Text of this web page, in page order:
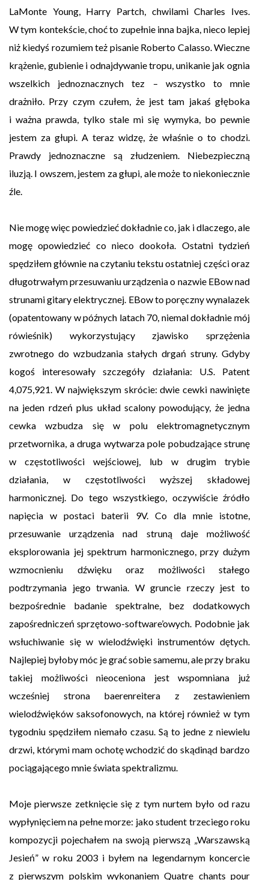
LaMonte Young, Harry Partch, chwilami Charles Ives.
W tym kontekście, choć to zupełnie inna bajka, nieco lepiej
niż kiedyś rozumiem też pisanie Roberto Calasso. Wieczne
krążenie, gubienie i odnajdywanie tropu, unikanie jak ognia
wszelkich jednoznacznych tez – wszystko to mnie
drażniło. Przy czym czułem, że jest tam jakaś głęboka
i ważna prawda, tylko stale mi się wymyka, bo pewnie
jestem za głupi. A teraz widzę, że właśnie o to chodzi.
Prawdy jednoznaczne są złudzeniem. Niebezpieczną
iluzją. I owszem, jestem za głupi, ale może to niekoniecznie
źle.
Nie mogę więc powiedzieć dokładnie co, jak i dlaczego, ale
mogę opowiedzieć co nieco dookoła. Ostatni tydzień
spędziłem głównie na czytaniu tekstu ostatniej części oraz
długotrwałym przesuwaniu urządzenia o nazwie EBow nad
strunami gitary elektrycznej. EBow to poręczny wynalazek
(opatentowany w późnych latach 70, niemal dokładnie mój
rówieśnik) wykorzystujący zjawisko sprzężenia
zwrotnego do wzbudzania stałych drgań struny. Gdyby
kogoś interesowały szczegóły działania: U.S. Patent
4,075,921. W największym skrócie: dwie cewki nawinięte
na jeden rdzeń plus układ scalony powodujący, że jedna
cewka wzbudza się w polu elektromagnetycznym
przetwornika, a druga wytwarza pole pobudzające strunę
w częstotliwości wejściowej, lub w drugim trybie
działania, w częstotliwości wyższej składowej
harmonicznej. Do tego wszystkiego, oczywiście źródło
napięcia w postaci baterii 9V. Co dla mnie istotne,
przesuwanie urządzenia nad struną daje możliwość
eksplorowania jej spektrum harmonicznego, przy dużym
wzmocnieniu dźwięku oraz możliwości stałego
podtrzymania jego trwania. W gruncie rzeczy jest to
bezpośrednie badanie spektralne, bez dodatkowych
zapośredniczeń sprzętowo-software’owych. Podobnie jak
wsłuchiwanie się w wielodźwięki instrumentów dętych.
Najlepiej byłoby móc je grać sobie samemu, ale przy braku
takiej możliwości nieoceniona jest wspomniana już
wcześniej strona baerenreitera z zestawieniem
wielodźwięków saksofonowych, na której również w tym
tygodniu spędziłem niemało czasu. Są to jedne z niewielu
drzwi, którymi mam ochotę wchodzić do skądinąd bardzo
pociągającego mnie świata spektralizmu.
Moje pierwsze zetknięcie się z tym nurtem było od razu
wypłynięciem na pełne morze: jako student trzeciego roku
kompozycji pojechałem na swoją pierwszą „Warszawską
Jesień” w roku 2003 i byłem na legendarnym koncercie
z pierwszym polskim wykonaniem Quatre chants pour